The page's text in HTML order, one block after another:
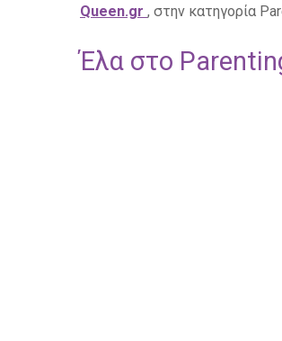
Queen.gr , στην κατηγορία
Έλα στο